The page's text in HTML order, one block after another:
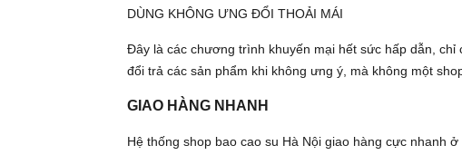
DÙNG KHÔNG ƯNG ĐỔI THOẢI MÁI
Đây là các chương trình khuyến mại hết sức hấp dẫn,
đổi trả các sản phẩm khi không ưng ý, mà không một
GIAO HÀNG NHANH
Hệ thống shop bao cao su Hà Nội giao hàng cực nhanh